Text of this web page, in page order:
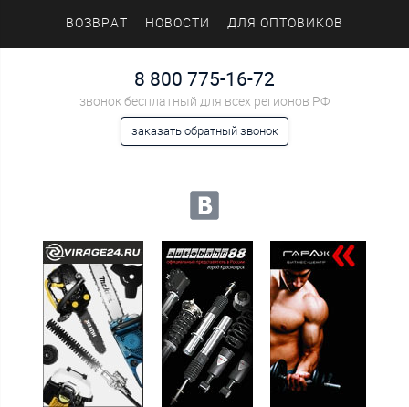
ВОЗВРАТ НОВОСТИ ДЛЯ ОПТОВИКОВ
8 800 775-16-72
звонок бесплатный для всех регионов РФ
заказать обратный звонок